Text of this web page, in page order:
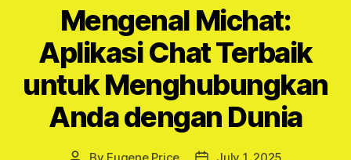
Mengenal Michat:
Aplikasi Chat Terbaik
untuk Menghubungkan
Anda dengan Dunia
By Eugene Price July 1, 2025